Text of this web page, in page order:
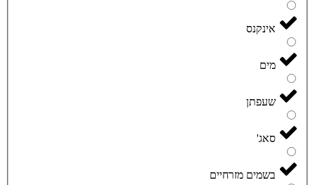
אינקנס
מים
שעפתן
סאג'
בשמים מזרחיים